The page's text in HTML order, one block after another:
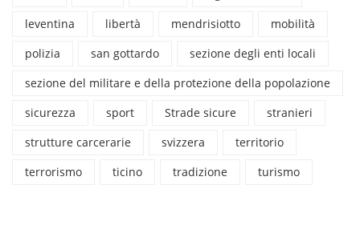
leventina
libertà mendrisiotto
mobilità
polizia
san gottardo
sezione degli enti locali
sezione del militare e della protezione della popolazione
sicurezza
sport Strade sicure
stranieri
strutture carcerarie
svizzera
territorio
terrorismo
ticino tradizione turismo